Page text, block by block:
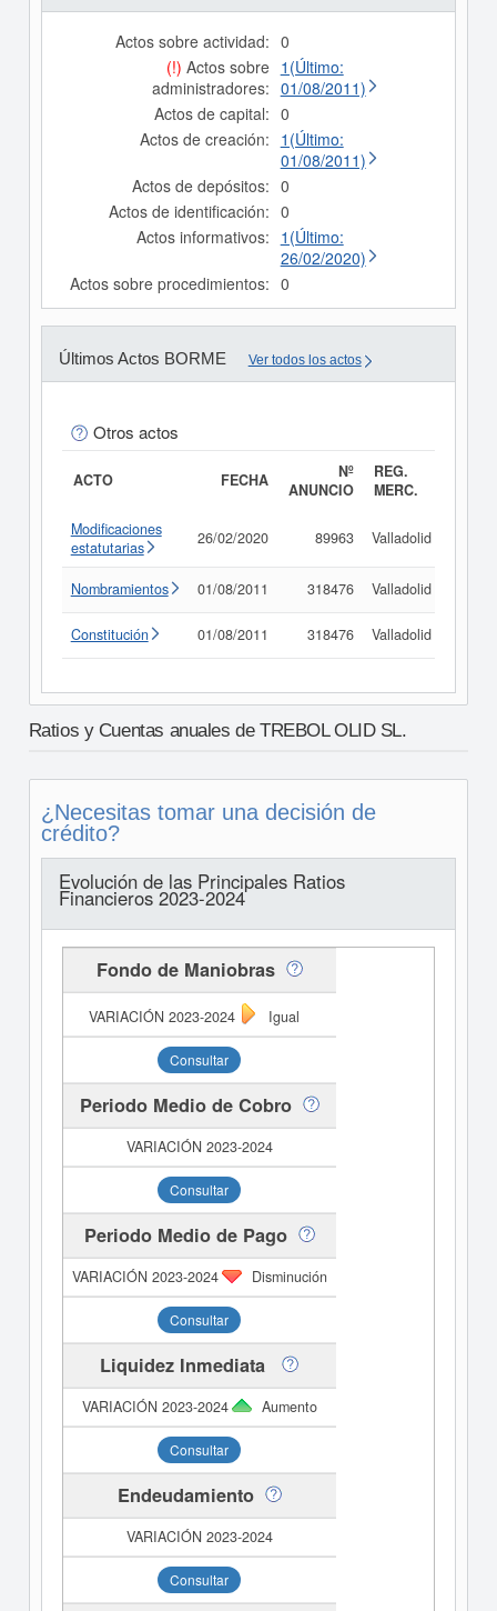
Actos sobre actividad: 0
(!) Actos sobre
administradores:
1(Último:
01/08/2011)
Actos de capital: 0
Actos de creación: 1(Último:
01/08/2011)
Actos de depósitos: 0
Actos de identificación: 0
Actos informativos: 1(Último:
26/02/2020)
Actos sobre procedimientos: 0
Últimos Actos BORME Ver todos los actos
Otros actos
ACTO FECHA
Nº
ANUNCIO
REG.
MERC.
Modificaciones
estatutarias
26/02/2020 89963 Valladolid
Nombramientos 01/08/2011 318476 Valladolid
Constitución 01/08/2011 318476 Valladolid
Ratios y Cuentas anuales de TREBOL OLID SL.
¿Necesitas tomar una decisión de
crédito?
Evolución de las Principales Ratios
Financieros 2023-2024
Fondo de Maniobras
Igual
Consultar
Periodo Medio de Cobro
Consultar
Periodo Medio de Pago
Disminución
Consultar
Liquidez Inmediata
Aumento
Consultar
Endeudamiento
Consultar